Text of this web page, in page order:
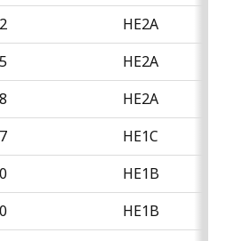
HE2A
HE2A
HE2A
HE1C
HE1B
HE1B